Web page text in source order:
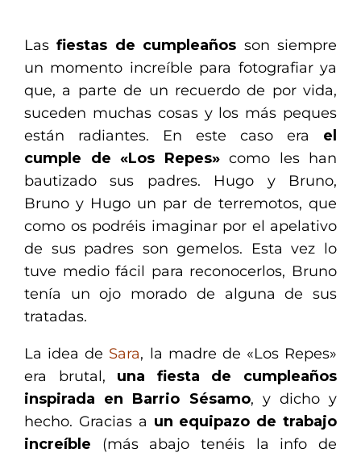
Lasfiestas de cumpleaños son siempre
un momento increíble para fotografiar ya
que, a parte de un recuerdo de por vida,
suceden muchas cosas y los más peques
están radiantes. En este caso era el
cumple de «Los Repes»como les han
bautizado sus padres. Hugo y Bruno,
Bruno y Hugo un par de terremotos, que
como os podréis imaginar por el apelativo
de sus padres son gemelos. Esta vez lo
tuve medio fácil para reconocerlos, Bruno
tenía un ojo morado de alguna de sus
tratadas.
La idea de Sara, la madre de «Los Repes»
era brutal, una fiesta de cumpleaños
inspirada en Barrio Sésamo, y dicho y
hecho. Gracias a un equipazo de trabajo
increíble (más abajo tenéis la info de